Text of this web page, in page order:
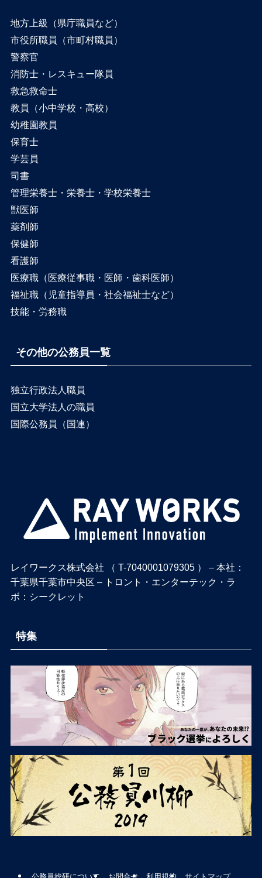
地方上級（県庁職員など）
市役所職員（市町村職員）
警察官
消防士・レスキュー隊員
救急救命士
教員（小中学校・高校）
幼稚園教員
保育士
学芸員
司書
管理栄養士・栄養士・学校栄養士
獣医師
薬剤師
保健師
看護師
医療職（医療従事職・医師・歯科医師）
福祉職（児童指導員・社会福祉士など）
技能・労務職
その他の公務員一覧
独立行政法人職員
国立大学法人の職員
国際公務員（国連）
レイワークス株式会社 （ T-7040001079305 ） – 本社：
千葉県千葉市中央区 – トロント・エンターテック・ラ
ボ：シークレット
特集